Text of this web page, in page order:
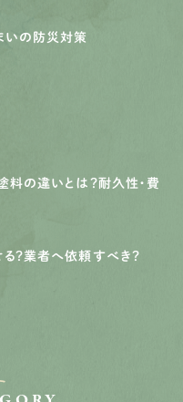
いの防災対策
料の違いとは？耐久性・費
？業者へ依頼すべき？